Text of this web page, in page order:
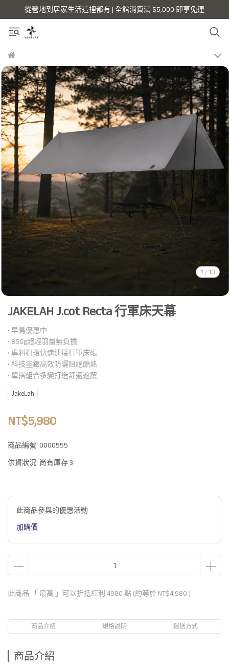
從營地到居家生活這裡都有 | 全館消費滿 $5,000 即享免運
1 / 10
JAKELAH J.cot Recta 行軍床天幕
• 早鳥優惠中
• 856g超輕羽量無負擔
• 專利扣環快速連接行軍床帳
• 科技塗銀高效防曬阻絕酷熱
• 單搭組合多變打造舒適遮蔭
JakeLah
NT$5,980
商品編號: 0000555
供貨狀況: 尚有庫存 3
此商品參與的優惠活動
加購價
此商品 「 最高 」可以折抵紅利 4980 點 (約等於 NT$4,980 )
商品介紹 規格說明 運送方式
商品介紹